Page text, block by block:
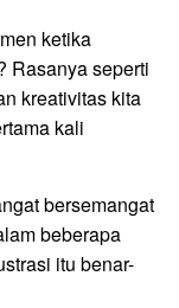
ketika
Rasanya seperti
kreativitas kita
kali
bersemangat
beberapa
itu benar-